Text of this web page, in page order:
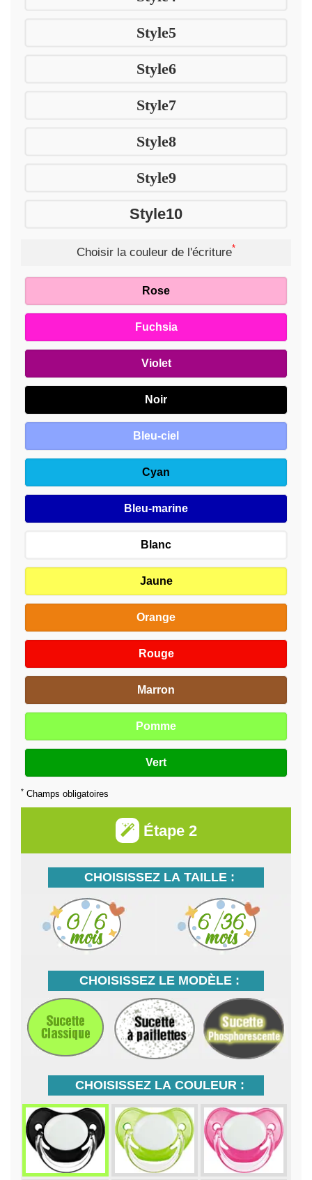
Style5
Style6
Style7
Style8
Style9
Style10
Choisir la couleur de l'écriture*
Rose
Fuchsia
Violet
Noir
Bleu-ciel
Cyan
Bleu-marine
Blanc
Jaune
Orange
Rouge
Marron
Pomme
Vert
* Champs obligatoires
Étape 2
CHOISISSEZ LA TAILLE :
CHOISISSEZ LE MODÈLE :
CHOISISSEZ LA COULEUR :